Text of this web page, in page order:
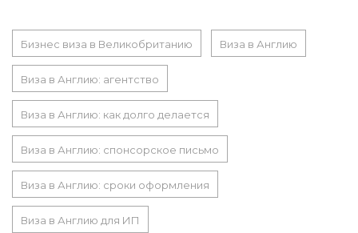
Бизнес виза в Великобританию Виза в Англию
Виза в Англию: агентство
Виза в Англию: как долго делается
Виза в Англию: спонсорское письмо
Виза в Англию: сроки оформления
Виза в Англию для ИП